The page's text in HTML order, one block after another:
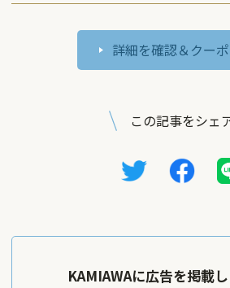
詳細を確認＆クー
この記事をシェ
KAMIAWAに広告を掲載